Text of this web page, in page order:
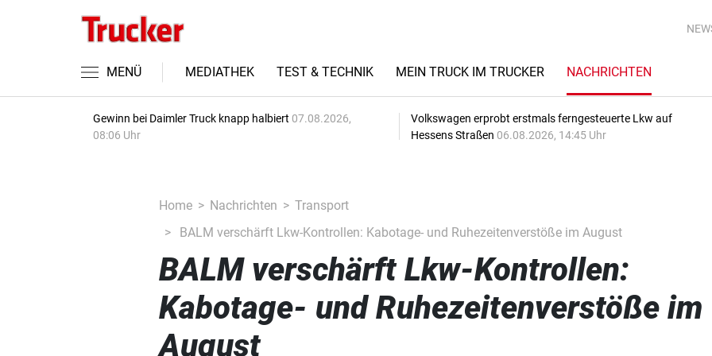
MENÜ MEDIATHEK TEST & TECHNIK MEIN TRUCK IM TRUCKER NACHRICHTEN
Gewinn bei Daimler Truck knapp halbiert 07.08.2026,
08:06 Uhr
Volkswagen erprobt erstmals ferngesteuerte Lkw auf
Hessens Straßen 06.08.2026, 14:45 Uhr
Home Nachrichten
Transport
BALM verschärft Lkw-Kontrollen: Kabotage- und Ruhezeitenverstöße im August
BALM verschärft Lkw-Kontrollen:
Kabotage- und Ruhezeitenverstöße im
August